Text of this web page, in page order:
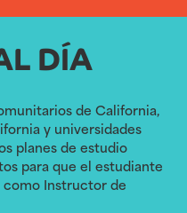
DÍA
de California,
y universidades
planes de estudio
para que el estudiante
Instructor de